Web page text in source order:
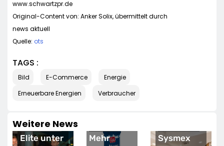
www.schwartzpr.de
Original-Content von: Anker Solix, übermittelt durch
news aktuell
Quelle: ots
TAGS :
Bild E-Commerce
Energie
Erneuerbare Energien
Verbraucher
Weitere News
WIRTSCHAFT
Elite unter
Mehr
Sysmex